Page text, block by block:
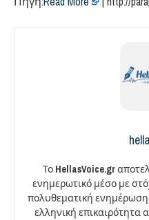
Το HellasVoice.gr
ενημερωτικό μέσο με
πολυθεματική
ελληνική επικαιρότητα